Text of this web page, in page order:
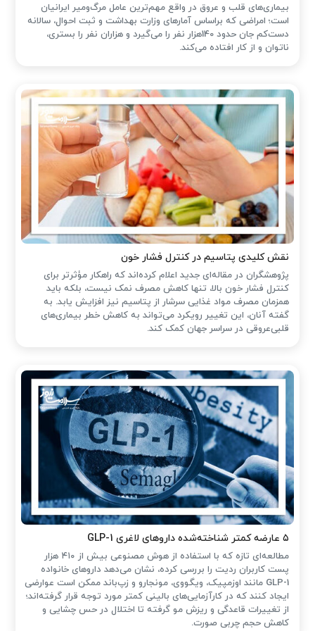
بیماری‌های قلب و عروق در واقع مهم‌ترین عامل مرگ‌ومیر ایرانیان
است؛ امراضی که براساس آمارهای وزارت بهداشت و ثبت احوال، سالانه
دست‌کم جان حدود 140هزار نفر را می‌گیرد و هزاران نفر را بستری،
ناتوان و از کار افتاده می‌کند.
نقش کلیدی پتاسیم در کنترل فشار خون
پژوهشگران در مقاله‌ای جدید اعلام کرده‌اند که راهکار مؤثرتر برای
کنترل فشار خون بالا، تنها کاهش مصرف نمک نیست، بلکه باید
همزمان مصرف مواد غذایی سرشار از پتاسیم نیز افزایش یابد. به
گفته آنان، این تغییر رویکرد می‌تواند به کاهش خطر بیماری‌های
قلبی‌عروقی در سراسر جهان کمک کند.
۵ عارضه کمتر شناخته‌شده داروهای لاغری GLP-1
مطالعه‌ای تازه که با استفاده از هوش مصنوعی بیش از ۴۱۰ هزار
پست کاربران ردیت را بررسی کرده، نشان می‌دهد داروهای خانواده
GLP-1 مانند اوزمپیک، ویگووی، مونجارو و زپ‌باند ممکن است عوارضی
ایجاد کنند که در کارآزمایی‌های بالینی کمتر مورد توجه قرار گرفته‌اند؛
از تغییرات قاعدگی و ریزش مو گرفته تا اختلال در حس چشایی و
کاهش حجم چربی صورت.